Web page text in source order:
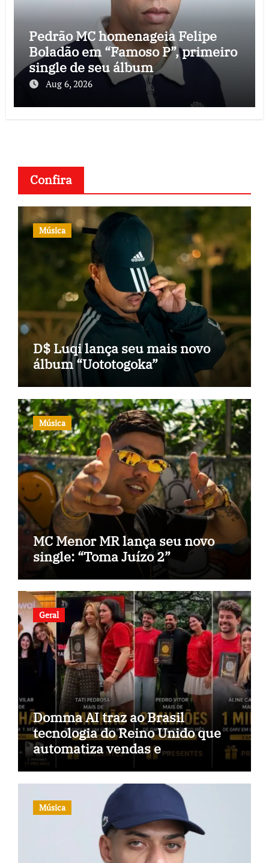
Pedrão MC homenageia Felipe
Boladão em “Famoso P”, primeiro
single de seu álbum
Aug 6, 2026
Confira
Música
D$ Luqi lança seu mais novo
álbum “Uototogoka”
Música
MC Menor MR lança seu novo
single: “Toma Juízo 2”
Geral
Domma AI traz ao Brasil
tecnologia do Reino Unido que
automatiza vendas e
inteligência no TikTok Shop
Música